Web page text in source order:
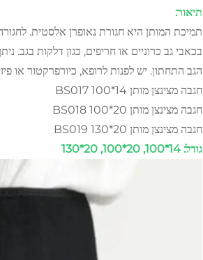
תיאור:
תמיכת המותן היא חגורת נאופרן אלסטית.
בכאבי גב כרוניים או חריפים, כגון דלקות בגב.
הגב התחתון. יש לפנות לרופא, כיורפרקטור או
חגבה מצינצן מותן 14*100 BS017
חגבה מצינצן מותן 20*100 BS018
חגבה מצינצן מותן 20*130 BS019
גודל: 14*100, 20*100, 20*130